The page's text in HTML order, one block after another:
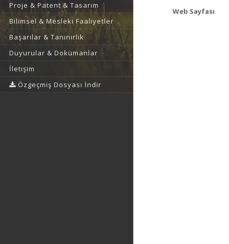
Proje & Patent & Tasarım
Bilimsel & Mesleki Faaliyetler
Başarılar & Tanınırlık
Duyurular & Dokümanlar
İletişim
Özgeçmiş Dosyası İndir
Web Sayfası